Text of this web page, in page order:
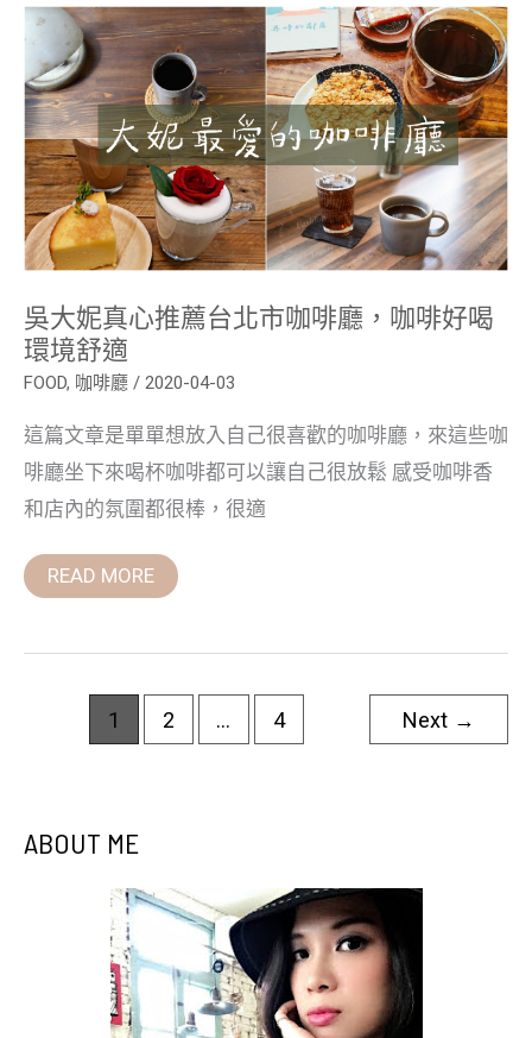
吳大妮真心推薦台北市咖啡廳，咖啡好喝
環境舒適
FOOD, 咖啡廳 / 2020-04-03
這篇文章是單單想放入自己很喜歡的咖啡廳，來這些咖
啡廳坐下來喝杯咖啡都可以讓自己很放鬆 感受咖啡香
和店內的氛圍都很棒，很適
吳
大
妮
真
心
推
薦
台
北
市
咖
啡
廳，
咖
好
喝
環
境
READ MORE
1 2 ... 4 Next →
ABOUT ME